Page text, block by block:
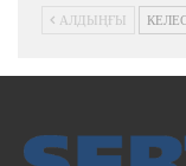
АЛДЫҢҒЫ